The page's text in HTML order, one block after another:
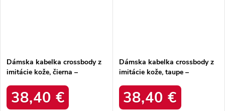
Dámska kabelka crossbody z
imitácie kože, čierna –
/ F9963 NOIR
38,40 €
Dámska kabelka crossbody z
imitácie kože, taupe –
/ F9963 TAUPE
38,40 €